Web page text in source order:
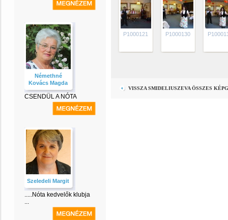
Némethné
Kovács Magda
CSENDÜL A NÓTA
Szeledeli Margit
.....Nóta kedvelők klubja
...
P1000121 P1000130
VISSZA SMIDELIUSZEVA ÖSSZES